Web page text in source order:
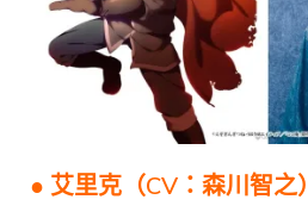
● 艾里克（CV：森川智之）